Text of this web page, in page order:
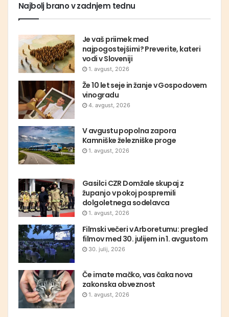
Najbolj brano v zadnjem tednu
Je vaš priimek med
najpogostejšimi? Preverite, kateri
vodi v Sloveniji
1. avgust, 2026
Že 10 let seje in žanje v Gospodovem
vinogradu
4. avgust, 2026
V avgustu popolna zapora
Kamniške železniške proge
1. avgust, 2026
Gasilci CZR Domžale skupaj z
županjo v pokoj pospremili
dolgoletnega sodelavca
1. avgust, 2026
Filmski večeri v Arboretumu: pregled
filmov med 30. julijem in 1. avgustom
30. julij, 2026
Če imate mačko, vas čaka nova
zakonska obveznost
1. avgust, 2026